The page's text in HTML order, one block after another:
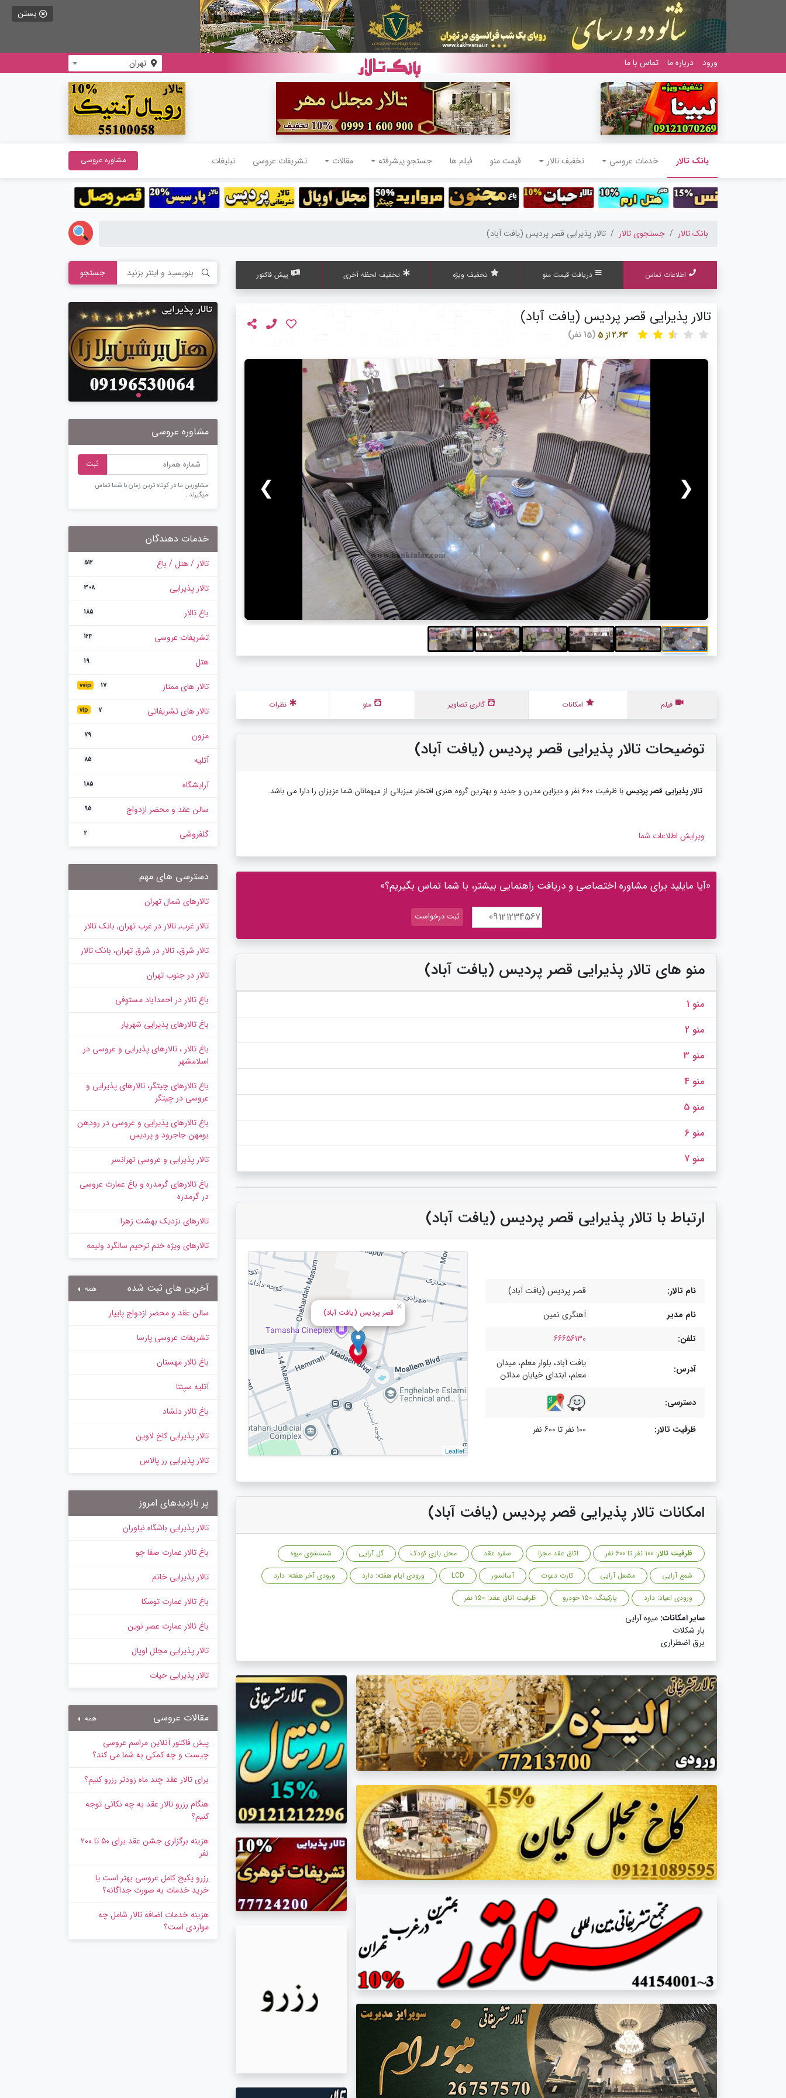
بستن
ورود درباره ما تماس با ما تهران
بانک تالار خدمات عروسی تخفیف تالار قیمت منو فیلم ها جستجو پیشرفته مقالات تشریفات عروسی تبلیغات مشاوره عروسی
بانک تالار جستجوی تالار تالار پذیرایی قصر پردیس (یافت آباد)
اطلاعات تماس دریافت قیمت منو تخفیف ویژه تخفیف لحظه آخری پیش فاکتور
تالار پذیرایی قصر پردیس (یافت آباد)
(15 نفر)
❮
❯
فیلم امکانات گالری تصاویر منو نظرات
توضیحات تالار پذیرایی قصر پردیس (یافت آباد)
تالار پذیرایی قصر پردیس با ظرفیت 600 نفر و دیزاین مدرن و جدید و بهترین گروه هنری افتخار میزبانی از میهمانان شما عزیزان را دارا می باشد.
ویرایش اطلاعات شما
«آیا مایلید برای مشاوره اختصاصی و دریافت راهنمایی بیشتر، با شما تماس بگیریم؟»
منو های تالار پذیرایی قصر پردیس (یافت آباد)
منو 1
منو 2
منو 3
منو 4
منو 5
منو 6
منو 7
ارتباط با تالار پذیرایی قصر پردیس (یافت آباد)
نام تالار:
قصر پردیس (یافت آباد)
نام مدیر
آهنگری نمین
تلفن:
66656130
آدرس:
یافت آباد، بلوار معلم، میدان
معلم، ابتدای خیابان مدائن
دسترسی:
ظرفیت تالار: 100 نفر تا 600 نفر
قصر پردیس (یافت آباد)
×
Leaflet
امکانات تالار پذیرایی قصر پردیس (یافت آباد)
ظرفیت تالار: 100 نفر تا 600 نفر اتاق عقد مجزا سفره عقد محل بازی کودک گل آرایی
شستشوی میوه
شمع آرایی
مشعل آرایی کارت دعوت آسانسور LCD ورودی ایام هفته: دارد
ورودی آخر هفته: دارد
ورودی اعیاد: دارد
پارکینگ: 150 خودرو ظرفیت اتاق عقد: 150 نفر
سایر امکانات: میوه آرایی
بار شکلات
برق اضطراری
جستجو
مشاوره عروسی
ثبت
مشاورین ما در کوتاه ترین زمان با شما تماس
میگیرند .
خدمات دهندگان
تالار / هتل / باغ 512
تالار پذیرایی 308
باغ تالار 185
تشریفات عروسی 124
هتل 19
تالار های ممتاز vvip 17
تالار های تشریفاتی vip 7
مزون 79
آتلیه 85
آرایشگاه 185
سالن عقد و محضر ازدواج 95
گلفروشی 2
دسترسی های مهم
تالارهای شمال تهران
تالار غرب, تالار در غرب تهران, بانک تالار
تالار شرق، تالار در شرق تهران، بانک تالار
تالار در جنوب تهران
باغ تالار در احمدآباد مستوفی
باغ تالارهای پذیرایی شهریار
باغ تالار ، تالارهای پذیرایی و عروسی در
اسلامشهر
باغ تالارهای چیتگر، تالارهای پذیرایی و
عروسی در چیتگر
باغ تالارهای پذیرایی و عروسی در رودهن
بومهن جاجرود و پردیس
تالار پذیرایی و عروسی تهرانسر
باغ تالارهای گرمدره و باغ عمارت عروسی
در گرمدره
تالارهای نزدیک بهشت زهرا
تالارهای ویژه ختم ترحیم سالگرد ولیمه
آخرین های ثبت شده همه
سالن عقد و محضر ازدواج پایپار
تشریفات عروسی پارسا
باغ تالار مهستان
آتلیه سپنتا
باغ تالار دلشاد
تالار پذیرایی کاخ لاوین
تالار پذیرایی رز پالاس
پر بازدیدهای امروز
تالار پذیرایی باشگاه نیاوران
باغ تالار عمارت صفا جو
تالار پذیرایی خاتم
باغ تالار عمارت توسکا
باغ تالار عمارت عصر نوین
تالار پذیرایی مجلل اوپال
تالار پذیرایی حیات
مقالات عروسی همه
پیش‌ فاکتور آنلاین مراسم عروسی
چیست و چه کمکی به شما می کند؟
برای تالار عقد چند ماه زودتر رزرو کنیم؟
هنگام رزرو تالار عقد به چه نکاتی توجه
کنیم؟
هزینه برگزاری جشن عقد برای ۵۰ تا ۲۰۰
نفر
رزرو پکیج کامل عروسی بهتر است یا
خرید خدمات به‌ صورت جداگانه؟
هزینه خدمات اضافه تالار شامل چه
مواردی است؟